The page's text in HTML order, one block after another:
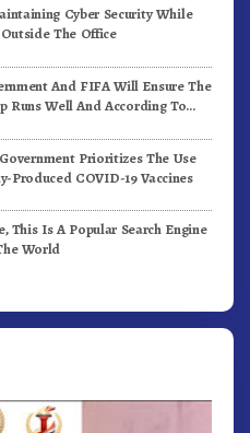
Cyber Security While
The Office
And FIFA Will Ensure The
Runs Well And According To
Prioritizes The Use
Produced COVID-19 Vaccines
This Is A Popular Search Engine
World